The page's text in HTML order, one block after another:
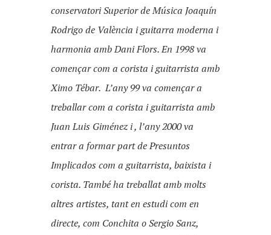
conservatori Superior de Música Joaquín
Rodrigo de València i guitarra moderna i
harmonia amb Dani Flors. En 1998 va
començar com a corista i guitarrista amb
Ximo Tébar. L’any 99 va començar a
treballar com a corista i guitarrista amb
Juan Luis Giménez i , l’any 2000 va
entrar a formar part de Presuntos
Implicados com a guitarrista, baixista i
corista. També ha treballat amb molts
altres artistes, tant en estudi com en
directe, com Conchita o Sergio Sanz,